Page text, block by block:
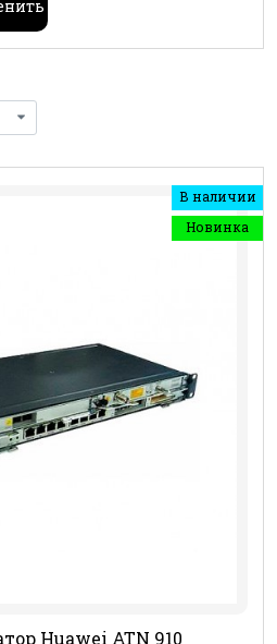
В наличии
Новинка
Huawei ATN 910